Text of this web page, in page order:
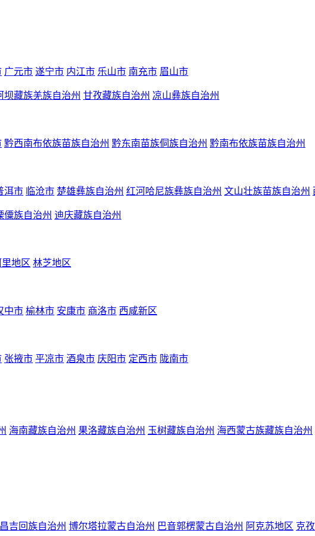
广元市 遂宁市 内江市 乐山市 南充市 眉山市
坝藏族羌族自治州 甘孜藏族自治州 凉山彝族自治州
黔西南布依族苗族自治州 黔东南苗族侗族自治州 黔南布依族苗族自治州
洱市 临沧市 楚雄彝族自治州 红河哈尼族彝族自治州 文山壮族苗族自治州
僳族自治州 迪庆藏族自治州
里地区 林芝地区
中市 榆林市 安康市 商洛市 西咸新区
张掖市 平凉市 酒泉市 庆阳市 定西市 陇南市
海南藏族自治州 果洛藏族自治州 玉树藏族自治州 海西蒙古族藏族自治州
昌吉回族自治州 博尔塔拉蒙古自治州 巴音郭楞蒙古自治州 阿克苏地区 克